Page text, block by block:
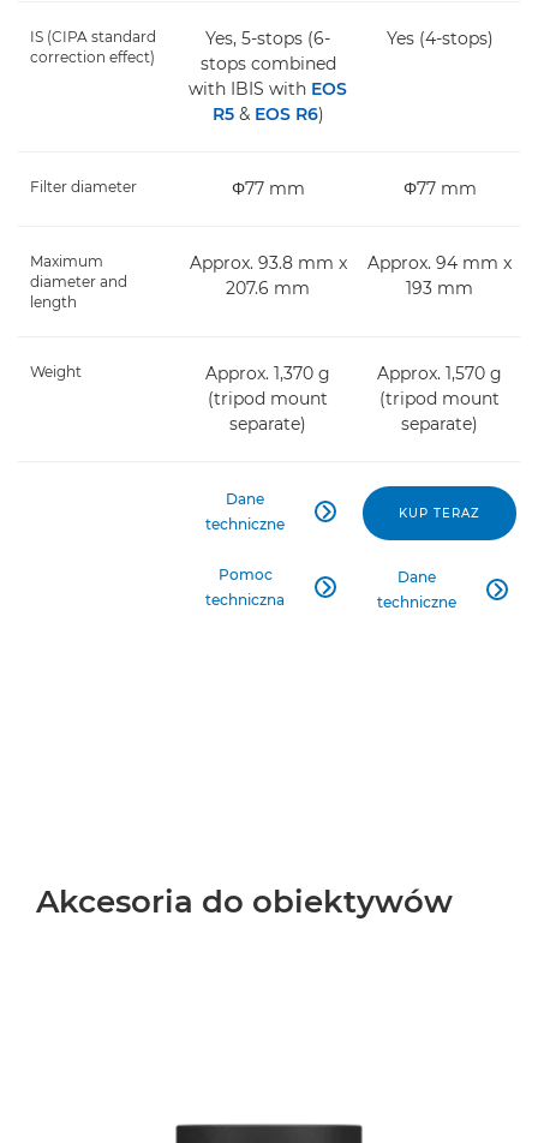
IS (CIPA standard
correction effect)
Yes, 5-stops (6-
stops combined
with IBIS with EOS
R5& EOS R6)
Yes (4-stops)
Filter diameter Φ77 mm Φ77 mm
Maximum
diameter and
length
Approx. 93.8 mm x
207.6 mm
Approx. 94 mm x
193 mm
Weight
Approx. 1,370 g
(tripod mount
separate)
Approx. 1,570 g
(tripod mount
separate)
Dane
techniczne

Pomoc
techniczna

KUP TERAZ
Dane
techniczne

Akcesoria do obiektywów